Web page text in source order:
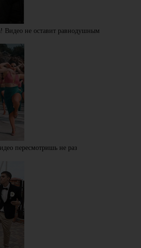
Видео не оставит равнодушным
пересмотришь не раз